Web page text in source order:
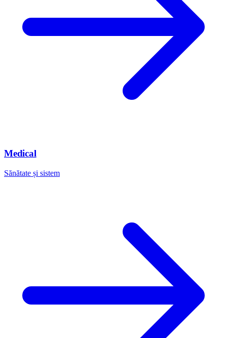
Medical
Sănătate și sistem